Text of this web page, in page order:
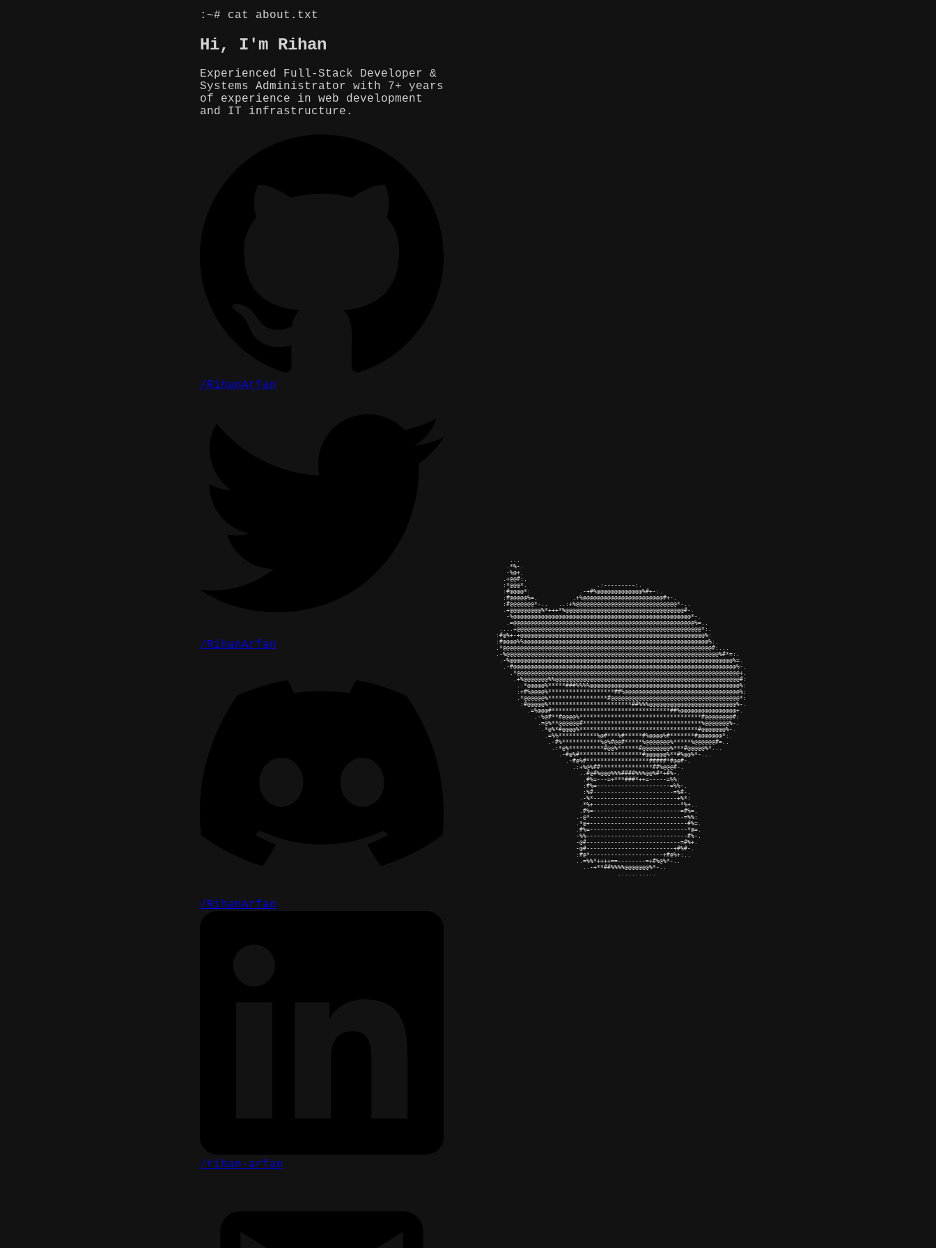
:~# cat about.txt
Hi, I'm Rihan
Experienced Full-Stack Developer &
Systems Administrator with 7+ years
of experience in web development
and IT infrastructure.
/RihanArfan
/RihanArfan
/RihanArfan
/rihan-arfan
               .*%-.
               -%@+.
              .+@@#:.
              :*@@@*.                    .:---------:.
              :#@@@@*:              .-+#%@@@@@@@@@@@@@%#+-:.
              :#@@@@@%=.          .+%@@@@@@@@@@@@@@@@@@@@@@@#+-.
              :#@@@@@@@*-..   ..:+%@@@@@@@@@@@@@@@@@@@@@@@@@@@@@*-..
              .+@@@@@@@@@%*+++*%@@@@@@@@@@@@@@@@@@@@@@@@@@@@@@@@@@#-.
               -%@@@@@@@@@@@@@@@@@@@@@@@@@@@@@@@@@@@@@@@@@@@@@@@@@@@*-.
               .=@@@@@@@@@@@@@@@@@@@@@@@@@@@@@@@@@@@@@@@@@@@@@@@@@@@@%=..
             ....+@@@@@@@@@@@@@@@@@@@@@@@@@@@@@@@@@@@@@@@@@@@@@@@@@@@@@*:.
            :#@%+-+@@@@@@@@@@@@@@@@@@@@@@@@@@@@@@@@@@@@@@@@@@@@@@@@@@@@@%:
            :#@@@@%%@@@@@@@@@@@@@@@@@@@@@@@@@@@@@@@@@@@@@@@@@@@@@@@@@@@@@%:.
            .*@@@@@@@@@@@@@@@@@@@@@@@@@@@@@@@@@@@@@@@@@@@@@@@@@@@@@@@@@@@@#:...
            .-%@@@@@@@@@@@@@@@@@@@@@@@@@@@@@@@@@@@@@@@@@@@@@@@@@@@@@@@@@@@@@%#*=:.
             .-%@@@@@@@@@@@@@@@@@@@@@@@@@@@@@@@@@@@@@@@@@@@@@@@@@@@@@@@@@@@@@@@@%=.
              .-#@@@@@@@@@@@@@@@@@@@@@@@@@@@@@@@@@@@@@@@@@@@@@@@@@@@@@@@@@@@@@@@@%-.
                .*@@@@@@@@@@@@@@@@@@@@@@@@@@@@@@@@@@@@@@@@@@@@@@@@@@@@@@@@@@@@@@@@+.
                 .+%@@@@@@@%%@@@@@@@@@@@@@@@@@@@@@@@@@@@@@@@@@@@@@@@@@@@@@@@@@@@@@#:
                  .:*@@@@@%*****###%%%%@@@@@@@@@@@@@@@@@@@@@@@@@@@@@@@@@@@@@@@@@@@%:
                  :+#%@@@@%*******************##%@@@@@@@@@@@@@@@@@@@@@@@@@@@@@@@@@%:
                  .*@@@@@@%*****************#@@@@@@@@@@@@@@@@@@@@@@@@@@@@@@@@@@@@@*:
                   :#@@@@@%************************##%%%@@@@@@@@@@@@@@@@@@@@@@@@@%-.
                     .=%@@@#**********************************##%@@@@@@@@@@@@@@@@+.
                       .-%@#**#@@@@%***********************************#@@@@@@@@#:
                        .=@%**@@@@@@#**********************************%@@@@@@@%-.
                         .*@%*#@@@@%**********************************#@@@@@@@%-.
                          .=%%***********%@#***%#*****#%@@@@%#*******#@@@@@@@*:.
                           .-#%***********%@%#@@#*****%@@@@@@@%*****%@@@@@@#=..
                            .:*@%**********#@@%******#@@@@@@@@%***#@@@@@%*...
                              .-#@%#******************#@@@@@@%**#%@@%*-...
                                .-#@%#******************#####*#@@#-.
                                  .:+%@%##***************##%@@@#-.
                                    ..#@#%@@@%%%####%%%@@%#*+#%-.
                                     .#%=---=+***###*++=-----=%%:
                                     :#%=---------------------=%%-.
                                     :%#-----------------------=%#-.
                                    .-%*------------------------+%*:
                                    .*%+-------------------------*%+..
                                    .#%=-------------------------=#%=.
                                   .-@*---------------------------=%%:
                                   .*@+----------------------------#%=.
                                   .#%=----------------------------*@=.
                                   -%%-----------------------------#%-.
                                   -@#---------------------------=#%+.
                                   -@#-------------------------+#%#-.
                                   :#@*---------------------+#@%+:..
                                   ..=%%*++++==--------=+#%@%*-..
                                     ..-+**##%%%%@@@@@@@%*-..